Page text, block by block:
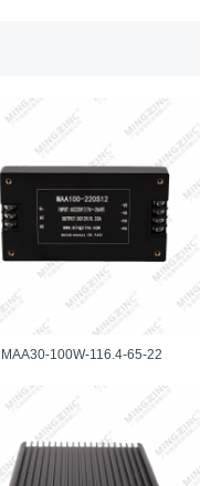
MAA30-100W-116.4-65-22